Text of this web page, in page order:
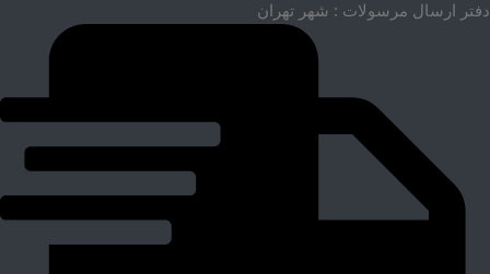
دفتر ارسال مرسولات : شهر تهران